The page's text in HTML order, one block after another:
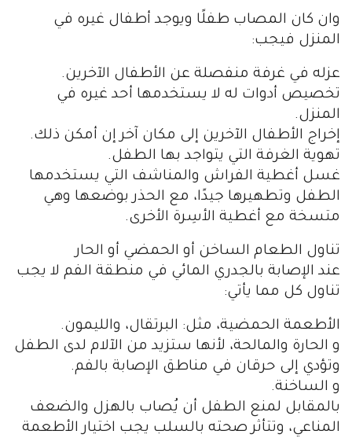
وان كان المصاب طفلًا ويوجد أطفال غيره في
المنزل فيجب:
عزله في غرفة منفصلة عن الأطفال الآخرين.
تخصيص أدوات له لا يستخدمها أحد غيره في
المنزل.
إخراج الأطفال الآخرين إلى مكان آخر إن أمكن ذلك.
تهوية الغرفة التي يتواجد بها الطفل.
غسل أغطية الفراش والمناشف التي يستخدمها
الطفل وتطهيرها جيدًا، مع الحذر بوضعها وهي
متسخة مع أغطية الأسِرة الأخرى.
تناول الطعام الساخن أو الحمضي أو الحار
عند الإصابة بالجدري المائي في منطقة الفم لا يجب
تناول كل مما يأتي:
الأطعمة الحمضية، مثل: البرتقال، والليمون.
و الحارة والمالحة، لأنها ستزيد من الآلام لدى الطفل
وتؤدي إلى حرقان في مناطق الإصابة بالفم.
و الساخنة.
بالمقابل لمنع الطفل أن يُصاب بالهزل والضعف
المناعي، وتتأثر صحته بالسلب يجب اختيار الأطعمة